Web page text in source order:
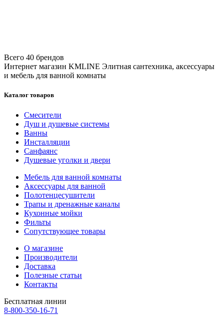
Всего 40 брендов
Интернет магазин KMLINE Элитная сантехника, аксессуары
и мебель для ванной комнаты
Каталог товаров
Смесители
Душ и душевые системы
Ванны
Инсталляции
Санфаянс
Душевые уголки и двери
Мебель для ванной комнаты
Аксессуары для ванной
Полотенцесушители
Трапы и дренажные каналы
Кухонные мойки
Фильты
Сопутствующее товары
О магазине
Производители
Доставка
Полезные статьи
Контакты
Бесплатная линии
8-800-350-16-71